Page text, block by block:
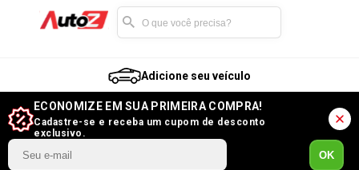
Adicione seu veículo
ECONOMIZE EM SUA PRIMEIRA COMPRA!
Cadastre-se e receba um cupom de desconto
exclusivo.
OK